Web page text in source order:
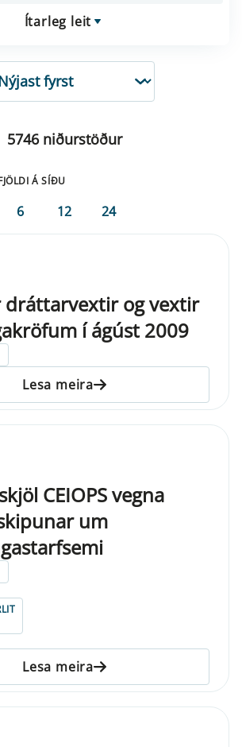
Ítarleg leit
5746 niðurstöður
Á SÍÐU
6 12 24
og vextir
í ágúst 2009
Lesa meira
CEIOPS vegna
um
Lesa meira